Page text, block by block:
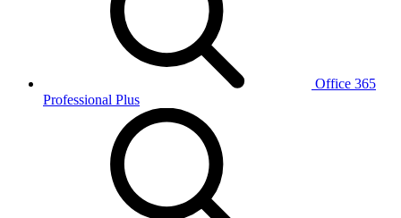
Office 365
Professional Plus